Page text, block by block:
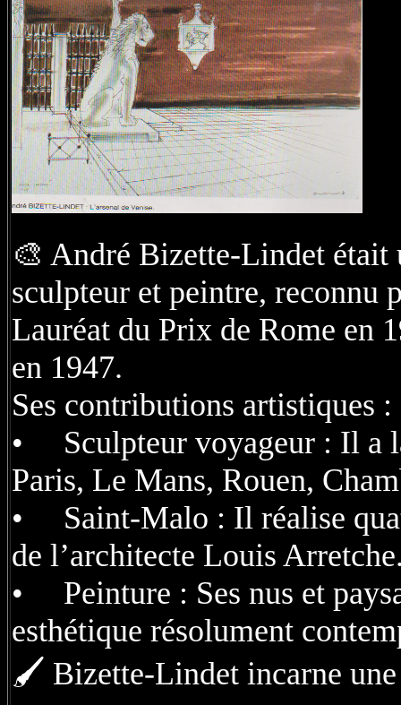
🎨 André Bizette-Lindet était
sculpteur et peintre, reconnu
Lauréat du Prix de Rome en
en 1947.
Ses contributions artistiques :
• Sculpteur voyageur : Il a
Paris, Le Mans, Rouen,
• Saint-Malo : Il réalise
de l’architecte Louis
• Peinture : Ses nus et
esthétique résolument
🖌️ Bizette-Lindet incarne